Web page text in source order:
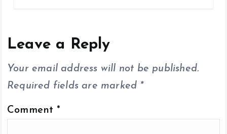
o
p
p
Leave a Reply
Your email address will not be published.
Required fields are marked *
Comment *